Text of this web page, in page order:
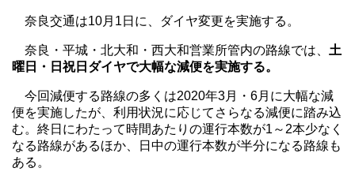
奈良交通は10月1日に、ダイヤ変更を実施する。
奈良・平城・北大和・西大和営業所管内の路線では、 土
曜日・日祝日ダイヤで大幅な減便を実施する。
今回減便する路線の多くは2020年3月・6月に大幅な減
便を実施したが、利用状況に応じてさらなる減便に踏み込
む。終日にわたって時間あたりの運行本数が1～2本少なく
なる路線があるほか、日中の運行本数が半分になる路線も
ある。